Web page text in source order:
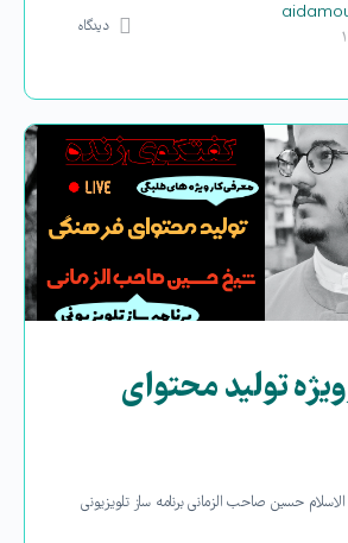
دیدگاه
تولید محتوای
حسین صاحب الزمانی برنامه ساز تلویزیونی